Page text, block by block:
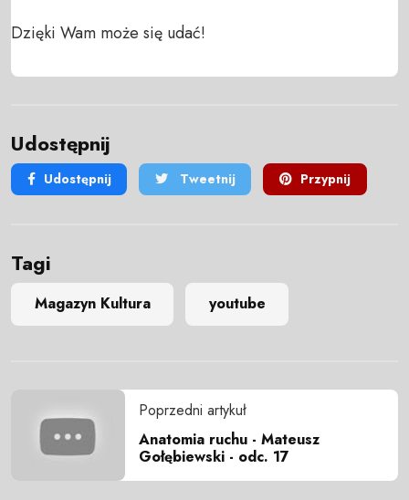
Dzięki Wam może się udać!
Udostępnij
Udostępnij Tweetnij Przypnij
Tagi
Magazyn Kultura youtube
Poprzedni artykuł
Anatomia ruchu - Mateusz
Gołębiewski - odc. 17